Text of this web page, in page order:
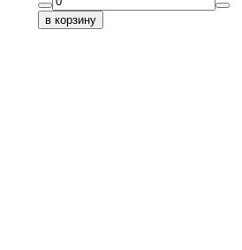
в корзину